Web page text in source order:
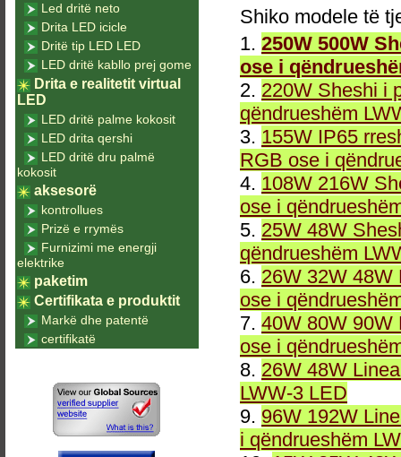
Shiko modele të
1. 250W 500W
ose i
2. 220W Sheshi i
qëndrueshëm
3. 155W IP65
RGB ose i
4. 108W 216W
ose i
5. 25W 48W
qëndrueshëm
6. 26W 32W 48W
ose i
7. 40W 80W 90W
ose i
8. 26W 48W
LWW-3 LED
9. 96W 192W
i qëndrueshëm
Led dritë neto
Drita LED icicle
Dritë tip LED LED
LED dritë kabllo prej gome
Drita e realitetit virtual
LED
LED dritë palme kokosit
LED drita qershi
LED dritë dru palmë
kokosit
aksesorë
kontrollues
Prizë e rrymës
Furnizimi me energji
elektrike
paketim
Certifikata e produktit
Markë dhe patentë
certifikatë